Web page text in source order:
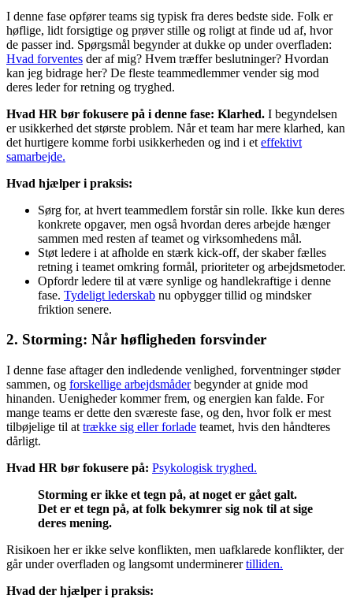
I denne fase opfører teams sig typisk fra deres bedste side. Folk er
høflige, lidt forsigtige og prøver stille og roligt at finde ud af, hvor
de passer ind. Spørgsmål begynder at dukke op under overfladen:
Hvad forventes der af mig? Hvem træffer beslutninger? Hvordan
kan jeg bidrage her? De fleste teammedlemmer vender sig mod
deres leder for retning og tryghed.
Hvad HR bør fokusere på i denne fase: Klarhed. I begyndelsen
er usikkerhed det største problem. Når et team har mere klarhed, kan
det hurtigere komme forbi usikkerheden og ind i et effektivt
samarbejde.
Hvad hjælper i praksis:
Sørg for, at hvert teammedlem forstår sin rolle. Ikke kun deres
konkrete opgaver, men også hvordan deres arbejde hænger
sammen med resten af teamet og virksomhedens mål.
Støt ledere i at afholde en stærk kick-off, der skaber fælles
retning i teamet omkring formål, prioriteter og arbejdsmetoder.
Opfordr ledere til at være synlige og handlekraftige i denne
fase. Tydeligt lederskab nu opbygger tillid og mindsker
friktion senere.
2. Storming: Når høfligheden forsvinder
I denne fase aftager den indledende venlighed, forventninger støder
sammen, og forskellige arbejdsmåderbegynder at gnide mod
hinanden. Uenigheder kommer frem, og energien kan falde. For
mange teams er dette den sværeste fase, og den, hvor folk er mest
tilbøjelige til at trække sig eller forlade teamet, hvis den håndteres
dårligt.
Hvad HR bør fokusere på: Psykologisk tryghed.
Storming er ikke et tegn på, at noget er gået galt.
Det er et tegn på, at folk bekymrer sig nok til at sige
deres mening.
Risikoen her er ikke selve konflikten, men uafklarede konflikter, der
går under overfladen og langsomt underminerertilliden.
Hvad der hjælper i praksis: